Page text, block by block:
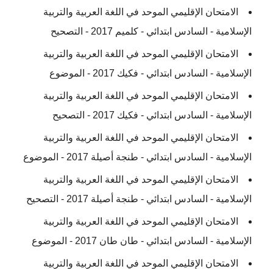
الامتحان الإقليمي الموحد في اللغة العربية والتربية
الإسلامية - السادس ابتدائي - كلميم 2017 - التصحيح
الامتحان الإقليمي الموحد في اللغة العربية والتربية
الإسلامية - السادس ابتدائي - فكيك 2017 - الموضوع
الامتحان الإقليمي الموحد في اللغة العربية والتربية
الإسلامية - السادس ابتدائي - فكيك 2017 - التصحيح
الامتحان الإقليمي الموحد في اللغة العربية والتربية
الإسلامية - السادس ابتدائي - طنجة أصيلة 2017 - الموضوع
الامتحان الإقليمي الموحد في اللغة العربية والتربية
الإسلامية - السادس ابتدائي - طنجة أصيلة 2017 - التصحيح
الامتحان الإقليمي الموحد في اللغة العربية والتربية
الإسلامية - السادس ابتدائي - طان طان 2017 - الموضوع
الامتحان الإقليمي الموحد في اللغة العربية والتربية